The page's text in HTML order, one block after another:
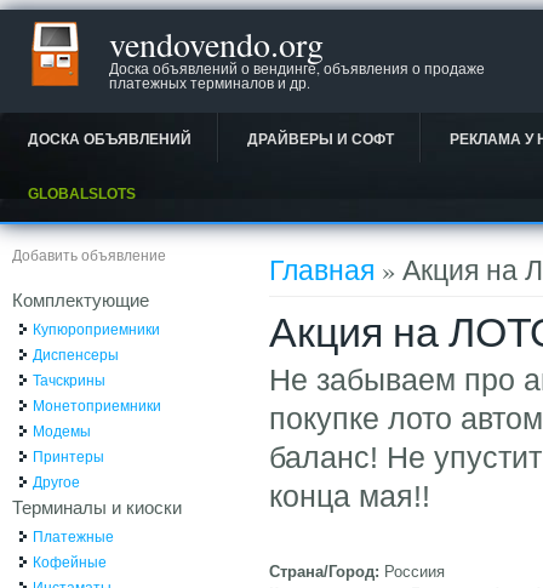
vendovendo.org
Доска объявлений о вендинге, объявления о продаже
платежных терминалов и др.
ДОСКА ОБЪЯВЛЕНИЙ ДРАЙВЕРЫ И СОФТ РЕКЛАМА У
GLOBALSLOTS
Вы здесь
Главная » Акция на
Акция на
Не забываем про
покупке лото
баланс! Не
конца мая!!
Страна/Город: Россиия
Добавить объявление
Комплектующие
Купюроприемники
Диспенсеры
Тачскрины
Монетоприемники
Модемы
Принтеры
Другое
Терминалы и киоски
Платежные
Кофейные